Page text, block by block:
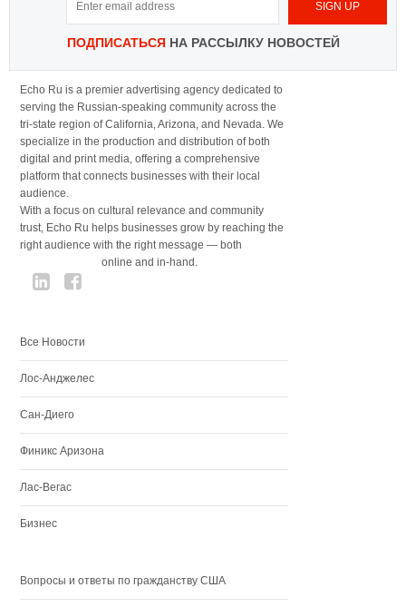
ПОДПИСАТЬСЯНА РАССЫЛКУ НОВОСТЕЙ
Echo Ru is a premier advertising agency dedicated to
serving the Russian-speaking community across the
tri-state region of California, Arizona, and Nevada. We
specialize in the production and distribution of both
digital and print media, offering a comprehensive
platform that connects businesses with their local
audience.
With a focus on cultural relevance and community
trust, Echo Ru helps businesses grow by reaching the
right audience with the right message — both
online and in-hand.
Все Новости
Лос-Анджелес
Сан-Диего
Финикс Аризона
Лас-Вегас
Бизнес
Вопросы и ответы по гражданству США